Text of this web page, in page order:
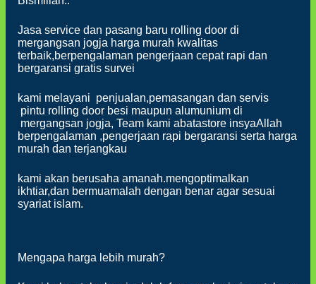
Jasa service dan pasang baru rolling door di
mergangsan jogja harga murah kwalitas
terbaik,berpengalaman pengerjaan cepat rapi dan
bergaransi gratis survei
kami melayani penjualan,pemasangan dan servis
pintu rolling door besi maupun alumunium di
mergangsan jogja, Team kami abatastore insyaAllah
berpengalaman ,pengerjaan rapi bergaransi serta harga
murah dan terjangkau
kami akan berusaha amanah.mengoptimalkan
ikhtiar,dan bermuamalah dengan benar agar sesuai
syariat islam.
Mengapa harga lebih murah?